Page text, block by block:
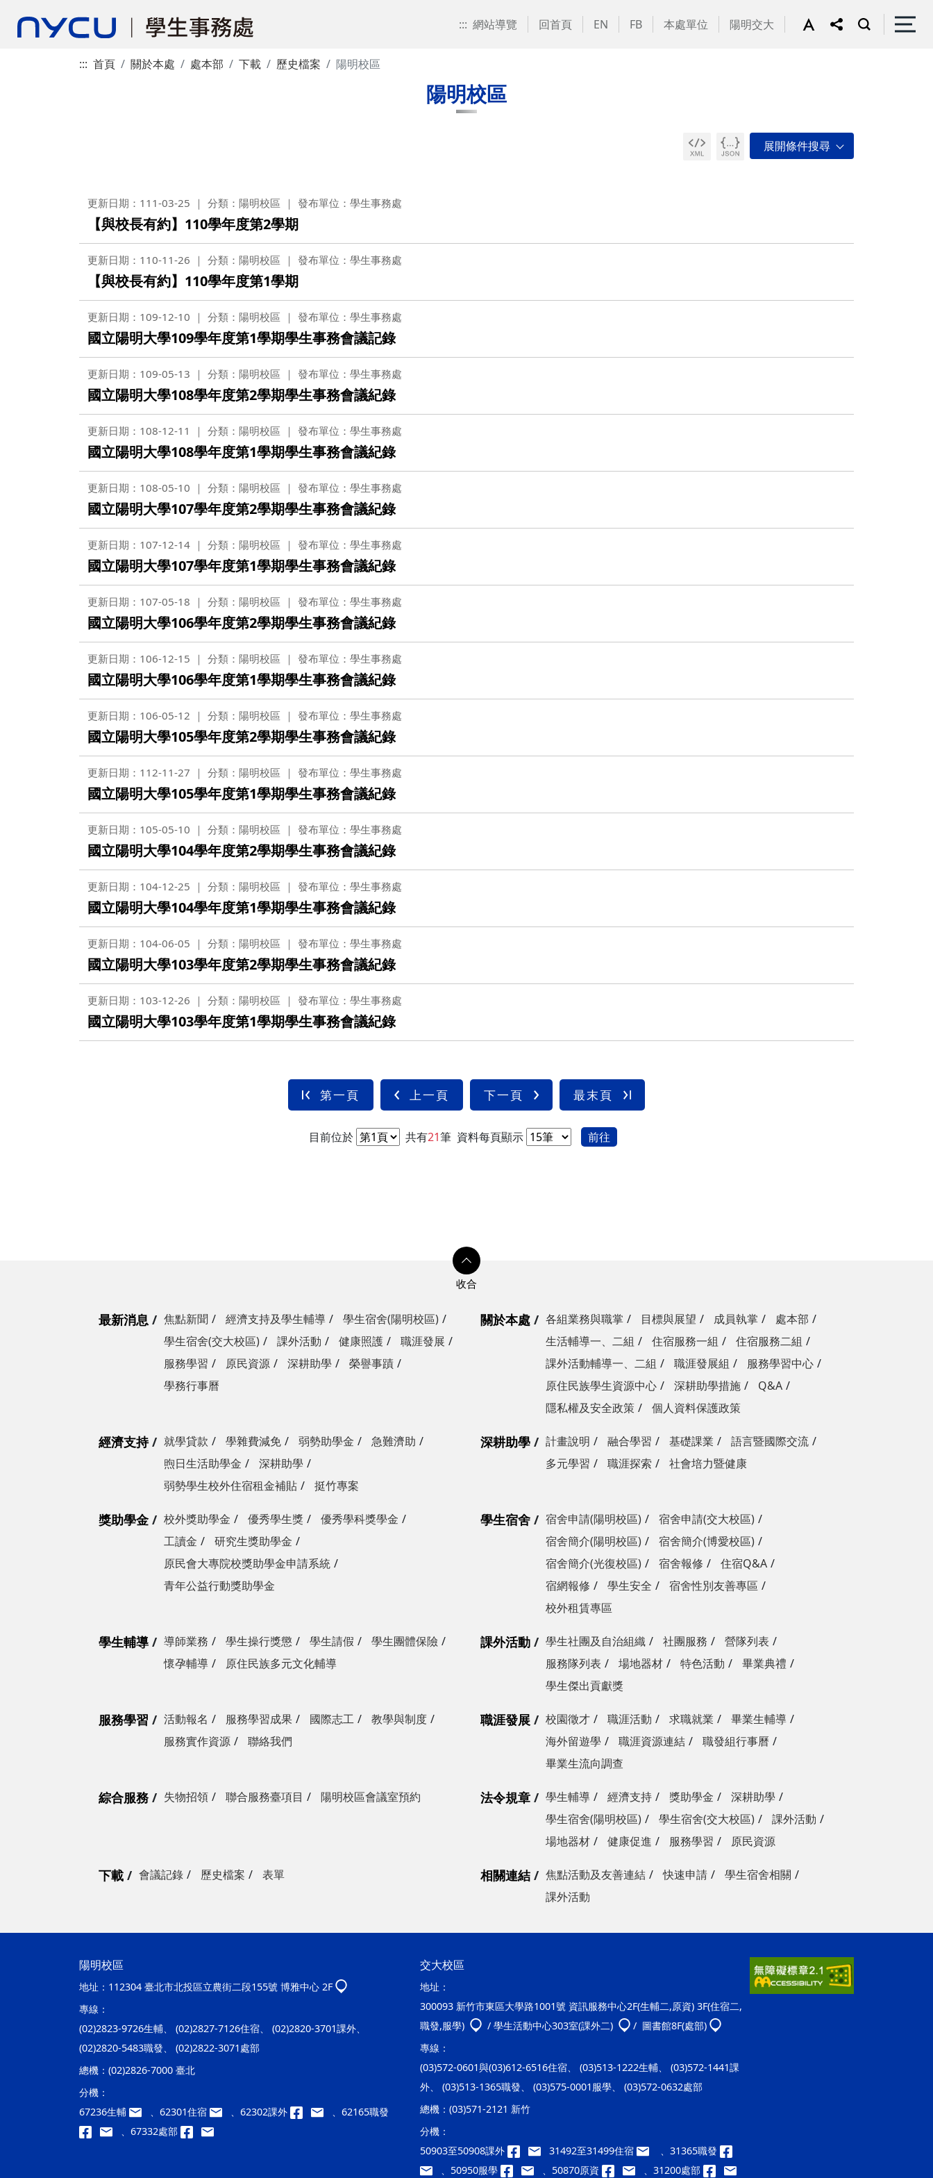
::: 網站導覽 回首頁 EN FB 本處單位 陽明交大
::: 首頁 關於本處 處本部 下載 歷史檔案 陽明校區
陽明校區
更新日期：111-03-25 分類：陽明校區 發布單位：學生事務處
【與校長有約】110學年度第2學期
更新日期：110-11-26 分類：陽明校區 發布單位：學生事務處
【與校長有約】110學年度第1學期
更新日期：109-12-10 分類：陽明校區 發布單位：學生事務處
國立陽明大學109學年度第1學期學生事務會議記錄
更新日期：109-05-13 分類：陽明校區 發布單位：學生事務處
國立陽明大學108學年度第2學期學生事務會議紀錄
更新日期：108-12-11 分類：陽明校區 發布單位：學生事務處
國立陽明大學108學年度第1學期學生事務會議紀錄
更新日期：108-05-10 分類：陽明校區 發布單位：學生事務處
國立陽明大學107學年度第2學期學生事務會議紀錄
更新日期：107-12-14 分類：陽明校區 發布單位：學生事務處
國立陽明大學107學年度第1學期學生事務會議紀錄
更新日期：107-05-18 分類：陽明校區 發布單位：學生事務處
國立陽明大學106學年度第2學期學生事務會議紀錄
更新日期：106-12-15 分類：陽明校區 發布單位：學生事務處
國立陽明大學106學年度第1學期學生事務會議紀錄
更新日期：106-05-12 分類：陽明校區 發布單位：學生事務處
國立陽明大學105學年度第2學期學生事務會議紀錄
更新日期：112-11-27 分類：陽明校區 發布單位：學生事務處
國立陽明大學105學年度第1學期學生事務會議紀錄
更新日期：105-05-10 分類：陽明校區 發布單位：學生事務處
國立陽明大學104學年度第2學期學生事務會議紀錄
更新日期：104-12-25 分類：陽明校區 發布單位：學生事務處
國立陽明大學104學年度第1學期學生事務會議紀錄
更新日期：104-06-05 分類：陽明校區 發布單位：學生事務處
國立陽明大學103學年度第2學期學生事務會議紀錄
更新日期：103-12-26 分類：陽明校區 發布單位：學生事務處
國立陽明大學103學年度第1學期學生事務會議紀錄
第一頁 上一頁 下一頁 最末頁
目前位於 共有21筆 資料每頁顯示 前往
最新消息 焦點新聞 經濟支持及學生輔導
學生宿舍(陽明校區)
學生宿舍(交大校區)
課外活動 健康照護
職涯發展
服務學習
原民資源 深耕助學
榮譽事蹟
學務行事曆
關於本處 各組業務與職掌 目標與展望 成員執掌
處本部
生活輔導一、二組
住宿服務一組
住宿服務二組
課外活動輔導一、二組
職涯發展組
服務學習中心
原住民族學生資源中心
深耕助學措施
Q&A
隱私權及安全政策
個人資料保護政策
經濟支持 就學貸款 學雜費減免 弱勢助學金
急難濟助
煦日生活助學金
深耕助學
弱勢學生校外住宿租金補貼
挺竹專案
深耕助學 計畫說明 融合學習 基礎課業
語言暨國際交流
多元學習
職涯探索 社會培力暨健康
獎助學金 校外獎助學金 優秀學生獎
優秀學科獎學金
工讀金
研究生獎助學金
原民會大專院校獎助學金申請系統
青年公益行動獎助學金
學生宿舍 宿舍申請(陽明校區)
宿舍申請(交大校區)
宿舍簡介(陽明校區)
宿舍簡介(博愛校區)
宿舍簡介(光復校區)
宿舍報修
住宿Q&A
宿網報修
學生安全
宿舍性別友善專區
校外租賃專區
學生輔導 導師業務 學生操行獎懲 學生請假
學生團體保險
懷孕輔導
原住民族多元文化輔導
課外活動 學生社團及自治組織 社團服務
營隊列表
服務隊列表
場地器材 特色活動
畢業典禮
學生傑出貢獻獎
服務學習 活動報名 服務學習成果 國際志工
教學與制度
服務實作資源
聯絡我們
職涯發展 校園徵才 職涯活動 求職就業
畢業生輔導
海外留遊學
職涯資源連結
職發組行事曆
畢業生流向調查
綜合服務 失物招領 聯合服務臺項目 陽明校區會議室預約 法令規章 學生輔導 經濟支持 獎助學金
深耕助學
學生宿舍(陽明校區)
學生宿舍(交大校區)
課外活動
場地器材
健康促進 服務學習 原民資源
下載 會議記錄 歷史檔案 表單 相關連結 焦點活動及友善連結 快速申請
學生宿舍相關
課外活動
陽明校區
地址： 112304 臺北市北投區立農街二段155號 博雅中心 2F
專線：
(02)2823-9726生輔、 (02)2827-7126住宿、 (02)2820-3701課外、
(02)2820-5483職發、 (02)2822-3071處部
總機： (02)2826-7000 臺北
分機：
67236生輔
、62301住宿 、62302課外
、62165職發
、67332處部
交大校區
地址：
300093 新竹市東區大學路1001號 資訊服務中心2F(生輔二,原資) 3F(住宿二,
職發,服學)
/ 學生活動中心303室(課外二)
/ 圖書館8F(處部)
專線：
(03)572-0601與(03)612-6516住宿、 (03)513-1222生輔、 (03)572-1441課
外、 (03)513-1365職發、 (03)575-0001服學、 (03)572-0632處部
總機：(03)571-2121 新竹
分機：
50903至50908課外
31492至31499住宿
、31365職發
、50950服學
、50870原資 、31200處部